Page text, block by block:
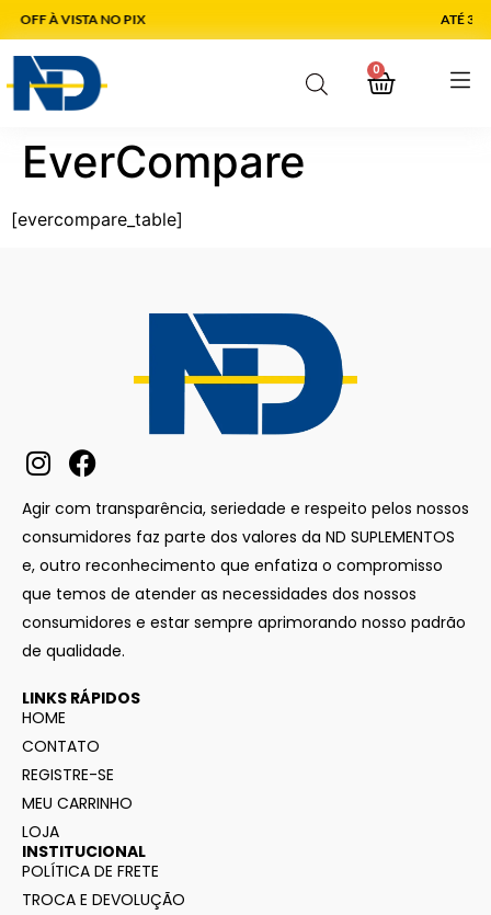
0
EverCompare
[evercompare_table]
Agir com transparência, seriedade e respeito pelos nossos
consumidores faz parte dos valores da ND SUPLEMENTOS
e, outro reconhecimento que enfatiza o compromisso
que temos de atender as necessidades dos nossos
consumidores e estar sempre aprimorando nosso padrão
de qualidade.
LINKS RÁPIDOS
HOME
CONTATO
REGISTRE-SE
MEU CARRINHO
LOJA
INSTITUCIONAL
POLÍTICA DE FRETE
TROCA E DEVOLUÇÃO